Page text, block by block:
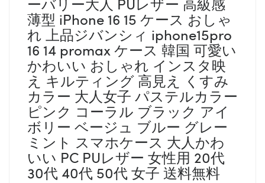
薄型 iPhone 16 15 ケース おしゃ
れ 上品ジバンシィ iphone15pro
16 14 promax ケース 韓国 可愛い
かわいい おしゃれ インスタ映
え キルティング 高見え くすみ
カラー 大人女子 パステルカラー
ピンク コーラル ブラック アイ
ボリー ベージュ ブルー グレー
ミント スマホケース 大人かわ
いい PC PUレザー 女性用 20代
30代 40代 50代 女子 送料無料